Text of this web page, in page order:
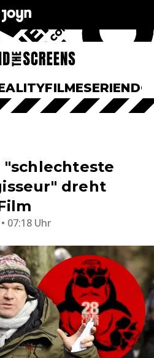
FILMESERIEN
"schlechteste
dreht
07:18 Uhr